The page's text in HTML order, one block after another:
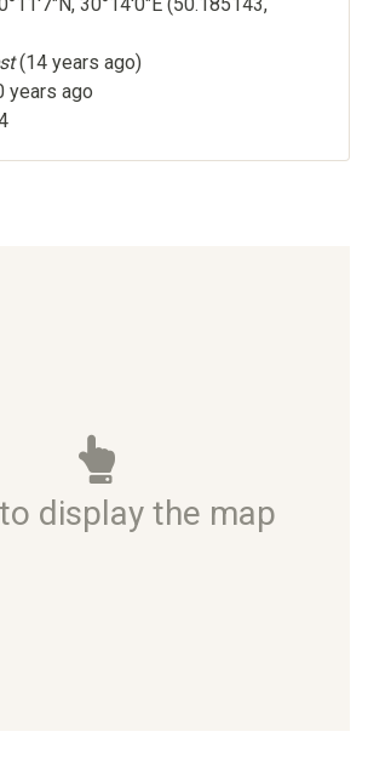
(14 years ago)
years ago
display the map